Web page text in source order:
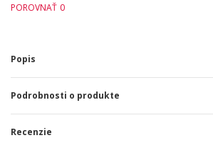
POROVNAŤ 0
Popis
Podrobnosti o produkte
Recenzie